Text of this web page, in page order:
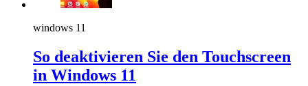
windows 11
So deaktivieren Sie den Touchscreen
in Windows 11